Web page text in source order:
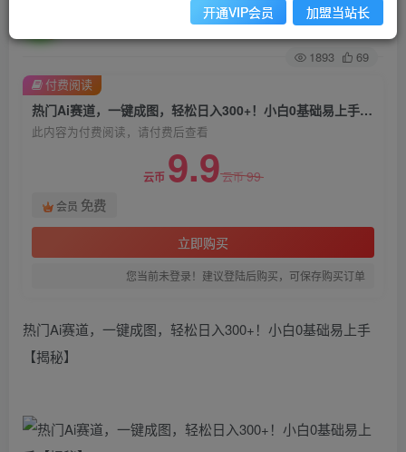
关注 私信
1893 69
热门Ai赛道，一键成图，轻松日入300+！小白0基础易上手【揭秘】
此内容为付费阅读，请付费后查看
云币 9.9云币99
会员 免费
立即购买
您当前未登录！建议登陆后购买，可保存购买订单
付费阅读
热门Ai赛道，一键成图，轻松日入300+！小白0基础易上手
【揭秘】
开通VIP会员 加盟当站长